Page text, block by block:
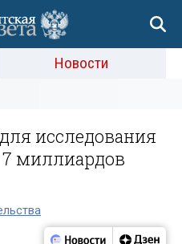
Новости
исследования
миллиардов